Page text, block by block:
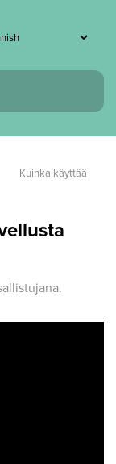
Kuinka käyttää